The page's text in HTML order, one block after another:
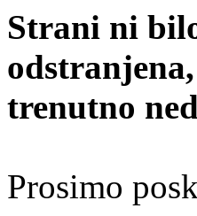
Strani ni
trenutno
Prosimo